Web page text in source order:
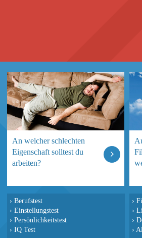
An welcher schlechten
Eigenschaft solltest du
arbeiten?
› Berufstest
› Einstellungstest
› Persönlichkeitstest
› IQ Test
›
›
›
›